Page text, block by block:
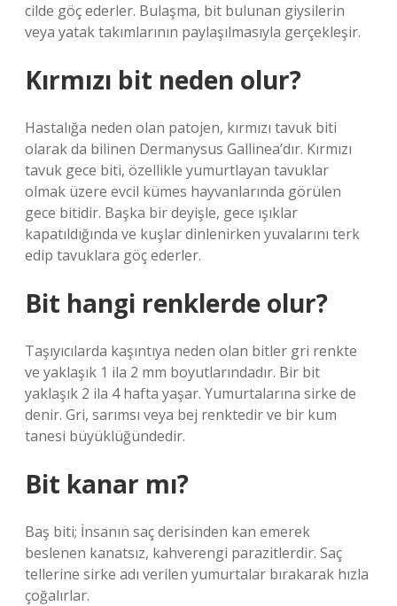
cilde göç ederler. Bulaşma, bit bulunan giysilerin
veya yatak takımlarının paylaşılmasıyla gerçekleşir.
Kırmızı bit neden olur?
Hastalığa neden olan patojen, kırmızı tavuk biti
olarak da bilinen Dermanysus Gallinea’dır. Kırmızı
tavuk gece biti, özellikle yumurtlayan tavuklar
olmak üzere evcil kümes hayvanlarında görülen
gece bitidir. Başka bir deyişle, gece ışıklar
kapatıldığında ve kuşlar dinlenirken yuvalarını terk
edip tavuklara göç ederler.
Bit hangi renklerde olur?
Taşıyıcılarda kaşıntıya neden olan bitler gri renkte
ve yaklaşık 1 ila 2 mm boyutlarındadır. Bir bit
yaklaşık 2 ila 4 hafta yaşar. Yumurtalarına sirke de
denir. Gri, sarımsı veya bej renktedir ve bir kum
tanesi büyüklüğündedir.
Bit kanar mı?
Baş biti; İnsanın saç derisinden kan emerek
beslenen kanatsız, kahverengi parazitlerdir. Saç
tellerine sirke adı verilen yumurtalar bırakarak hızla
çoğalırlar.